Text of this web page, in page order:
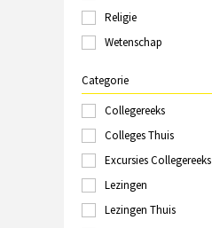
Londen
Online
Polen
Rotterdam
Schiedam
Sittard
Tallinn
Religie
Wetenschap
Categorie
Collegereeks
Colleges Thuis
Excursies Collegereeks
Lezingen
Lezingen Thuis